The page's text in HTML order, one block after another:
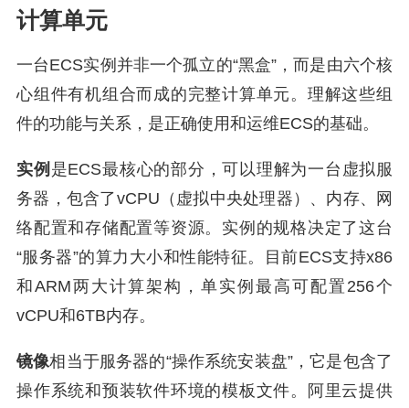
计算单元
一台ECS实例并非一个孤立的“黑盒”，而是由六个核
心组件有机组合而成的完整计算单元。理解这些组
件的功能与关系，是正确使用和运维ECS的基础。
实例 是ECS最核心的部分，可以理解为一台虚拟服
务器，包含了vCPU（虚拟中央处理器）、内存、网
络配置和存储配置等资源。实例的规格决定了这台
“服务器”的算力大小和性能特征。目前ECS支持x86
和ARM两大计算架构，单实例最高可配置256个
vCPU和6TB内存。
镜像相当于服务器的“操作系统安装盘”，它是包含了
操作系统和预装软件环境的模板文件。阿里云提供